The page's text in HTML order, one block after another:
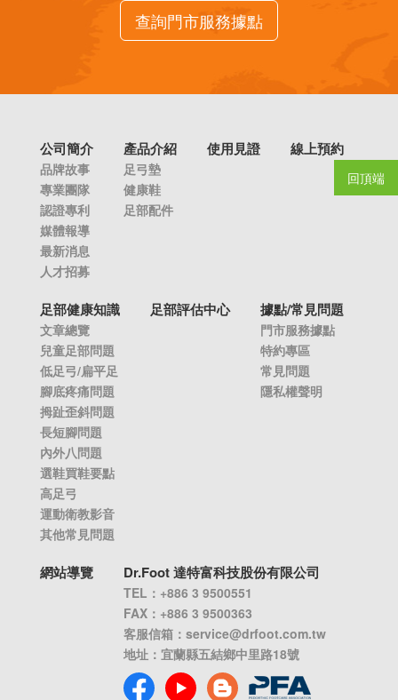
回頂端
查詢門市服務據點
公司簡介
品牌故事
專業團隊
認證專利
媒體報導
最新消息
人才招募
產品介紹
足弓墊
健康鞋
足部配件
使用見證 線上預約
足部健康知識
文章總覽
兒童足部問題
低足弓/扁平足
腳底疼痛問題
拇趾歪斜問題
長短腳問題
內外八問題
選鞋買鞋要點
高足弓
運動衛教影音
其他常見問題
足部評估中心 據點/常見問題
門市服務據點
特約專區
常見問題
隱私權聲明
網站導覽 Dr.Foot 達特富科技股份有限公司
TEL：+886 3 9500551
FAX：+886 3 9500363
客服信箱： service@drfoot.com.tw
地址：宜蘭縣五結鄉中里路18號